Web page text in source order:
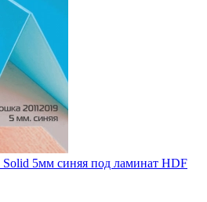
5мм синяя под ламинат HDF